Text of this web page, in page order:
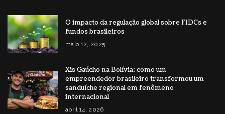
O impacto da regulação global sobre FIDCs e
fundos brasileiros
maio 12, 2025
Xis Gaúcho na Bolívia: como um
empreendedor brasileiro transformou um
sanduíche regional em fenômeno
internacional
abril 14, 2026